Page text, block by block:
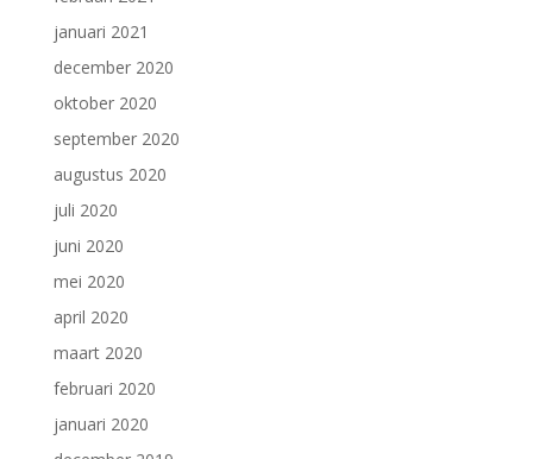
januari 2021
december 2020
oktober 2020
september 2020
augustus 2020
juli 2020
juni 2020
mei 2020
april 2020
maart 2020
februari 2020
januari 2020